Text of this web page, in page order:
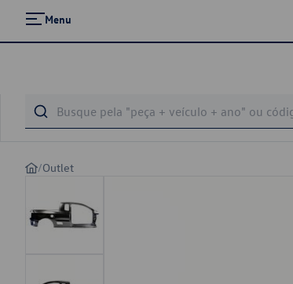
Menu
/Outlet